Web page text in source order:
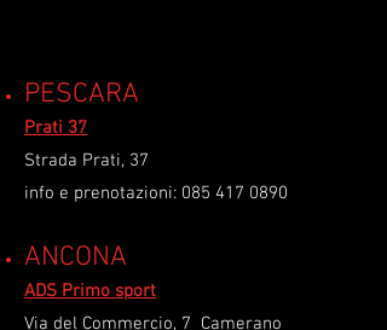
PESCARA
Prati 37
Strada Prati, 37
info e prenotazioni: 085 417 0890
ANCONA
ADS Primo sport
Via del Commercio, 7 Camerano